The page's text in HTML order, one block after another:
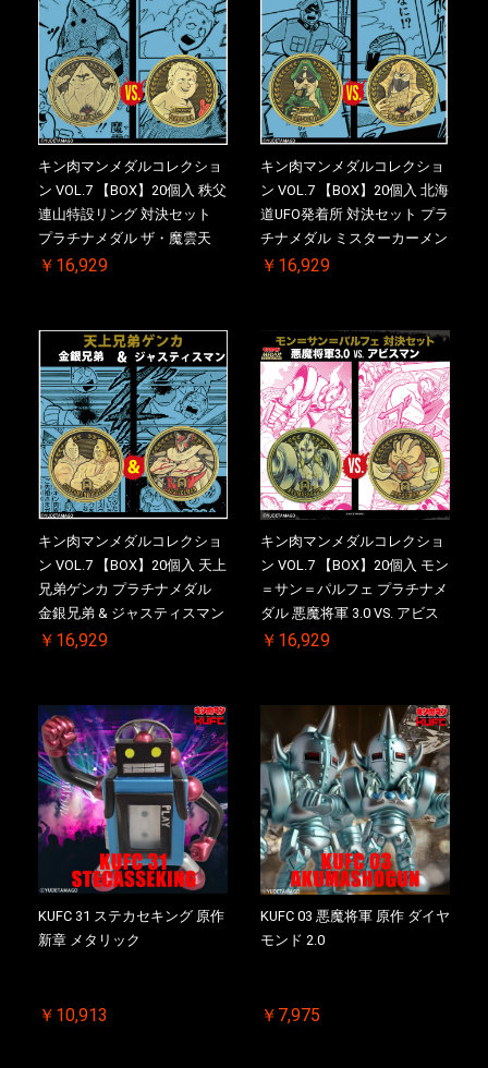
キン肉マンメダルコレクショ
ン VOL.7 【BOX】20個入 秩父
連山特設リング 対決セット
プラチナメダル ザ・魔雲天
VS. テリーマン 3.0 初回シリア
売品)付
￥16,929
キン肉マンメダルコレクショ
ン VOL.7 【BOX】20個入 北海
道UFO発着所 対決セット プラ
チナメダル ミスターカーメン
VS. ブロッケン Jr. 2.0 初回シ
ル(非売品)付
￥16,929
キン肉マンメダルコレクショ
ン VOL.7 【BOX】20個入 天上
兄弟ゲンカ プラチナメダル
金銀兄弟 & ジャスティスマン
2.0 初回シリアルNO.入 ケース
￥16,929
キン肉マンメダルコレクショ
ン VOL.7 【BOX】20個入 モン
＝サン＝パルフェ プラチナメ
ダル 悪魔将軍 3.0 VS. アビス
マン 初回シリアルNO.入 ケー
￥16,929
KUFC 31 ステカセキング 原作
新章 メタリック
￥10,913
KUFC 03 悪魔将軍 原作 ダイヤ
モンド 2.0
￥7,975